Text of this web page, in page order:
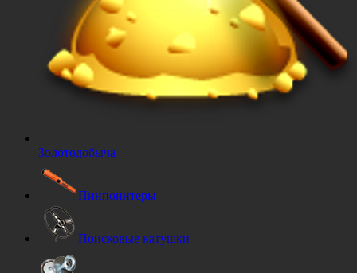
Золотодобыча
Пинпоинтеры
Поисковые катушки